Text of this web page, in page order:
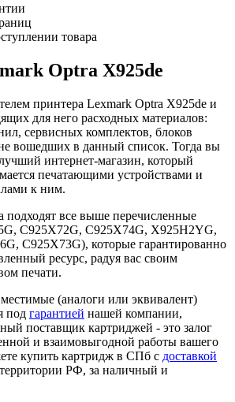
товара
Optra X925de
принтера Lexmark Optra X925de и
для него расходных материалов:
сервисных комплектов, блоков
вошедших в данный список. Тогда вы
интернет-магазин, который
печатающими устройствами и
к ним.
подходят все выше перечисленные
C925X72G, C925X74G, X925H2YG,
C925X73G), которые гарантированно
ресурс, радуя вас своим
печати.
(аналоги или эквивалент)
под гарантией нашей компании,
поставщик картриджей - это залог
и взаимовыгодной работы вашего
купить картридж в СПб с доставкой
РФ, за наличный и